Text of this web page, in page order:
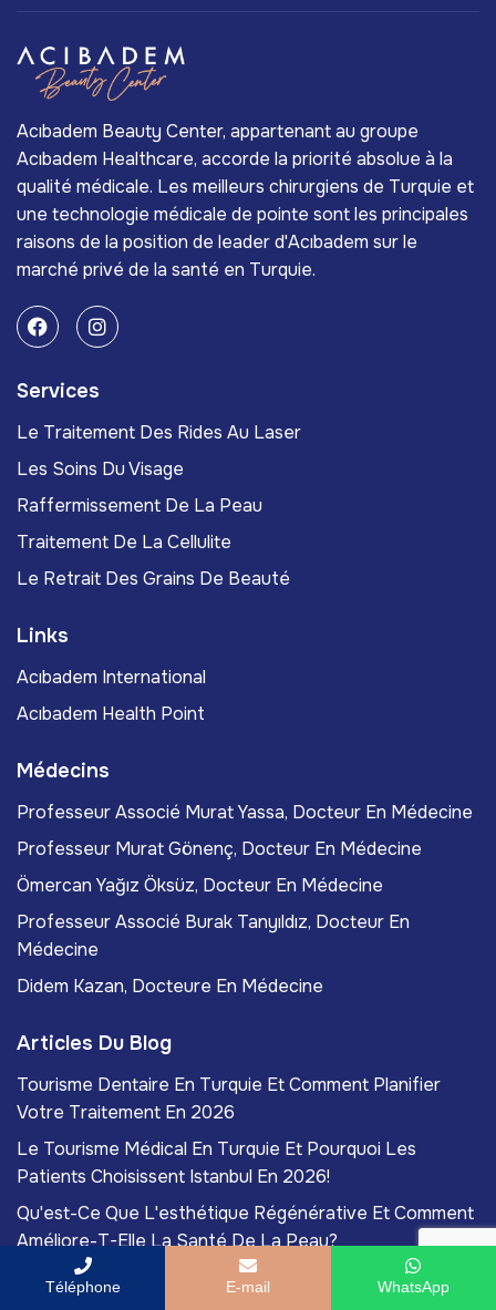
Acıbadem Beauty Center, appartenant au groupe
Acıbadem Healthcare, accorde la priorité absolue à la
qualité médicale. Les meilleurs chirurgiens de Turquie et
une technologie médicale de pointe sont les principales
raisons de la position de leader d'Acıbadem sur le
marché privé de la santé en Turquie.
Services
Le Traitement Des Rides Au Laser
Les Soins Du Visage
Raffermissement De La Peau
Traitement De La Cellulite
Le Retrait Des Grains De Beauté
Links
Acıbadem International
Acıbadem Health Point
Médecins
Professeur Associé Murat Yassa, Docteur En Médecine
Professeur Murat Gönenç, Docteur En Médecine
Ömercan Yağız Öksüz, Docteur En Médecine
Professeur Associé Burak Tanyıldız, Docteur En
Médecine
Didem Kazan, Docteure En Médecine
Articles Du Blog
Tourisme Dentaire En Turquie Et Comment Planifier
Votre Traitement En 2026
Le Tourisme Médical En Turquie Et Pourquoi Les
Patients Choisissent Istanbul En 2026!
Qu'est-Ce Que L'esthétique Régénérative Et Comment
Améliore-T-Elle La Santé De La Peau?
Thérapie Par Cellules Souches En Médecine Esthétique
Téléphone E-mail WhatsApp